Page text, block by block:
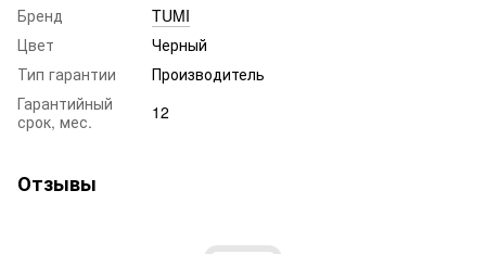
Бренд
TUMI
Цвет
Черный
Тип гарантии
Производитель
Гарантийный
срок, мес.
12
Отзывы